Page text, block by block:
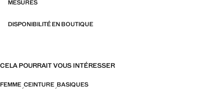
MESURES
DISPONIBILITÉ EN BOUTIQUE
CELA POURRAIT VOUS INTÉRESSER
FEMME CEINTURE BASIQUES